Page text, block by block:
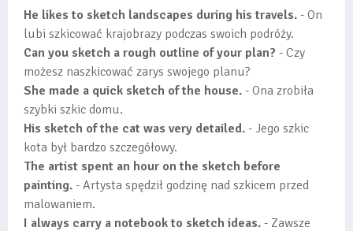
He likes to sketch landscapes during his travels. - On
lubi szkicować krajobrazy podczas swoich podróży.
Can you sketch a rough outline of your plan? - Czy
możesz naszkicować zarys swojego planu?
She made a quick sketch of the house. - Ona zrobiła
szybki szkic domu.
His sketch of the cat was very detailed. - Jego szkic
kota był bardzo szczegółowy.
The artist spent an hour on the sketch before
painting. - Artysta spędził godzinę nad szkicem przed
malowaniem.
I always carry a notebook to sketch ideas. - Zawsze